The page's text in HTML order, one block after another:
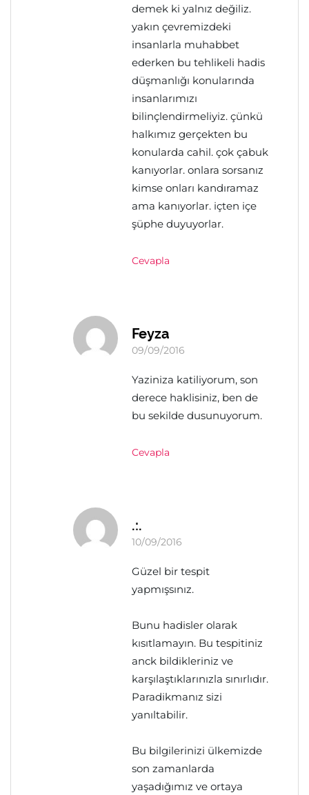
demek ki yalnız değiliz.
yakın çevremizdeki
insanlarla muhabbet
ederken bu tehlikeli hadis
düşmanlığı konularında
insanlarımızı
bilinçlendirmeliyiz. çünkü
halkımız gerçekten bu
konularda cahil. çok çabuk
kanıyorlar. onlara sorsanız
kimse onları kandıramaz
ama kanıyorlar. içten içe
şüphe duyuyorlar.
Cevapla
Feyza
09/09/2016
Yaziniza katiliyorum, son
derece haklisiniz, ben de
bu sekilde dusunuyorum.
Cevapla
.:.
10/09/2016
Güzel bir tespit
yapmışsınız.
Bunu hadisler olarak
kısıtlamayın. Bu tespitiniz
anck bildikleriniz ve
karşılaştıklarınızla sınırlıdır.
Paradikmanız sizi
yanıltabilir.
Bu bilgilerinizi ülkemizde
son zamanlarda
yaşadığımız ve ortaya